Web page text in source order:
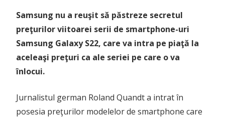
Samsung nu a reuşit să păstreze secretul
preţurilor viitoarei serii de smartphone-uri
Samsung Galaxy S22, care va intra pe piaţă la
aceleaşi preţuri ca ale seriei pe care o va
înlocui.
Jurnalistul german Roland Quandt a intrat în
posesia preţurilor modelelor de smartphone care